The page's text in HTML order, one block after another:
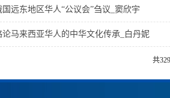
国远东地区华人“公议会”刍议_窦欣宇
论马来西亚华人的中华文化传承_白丹妮
共